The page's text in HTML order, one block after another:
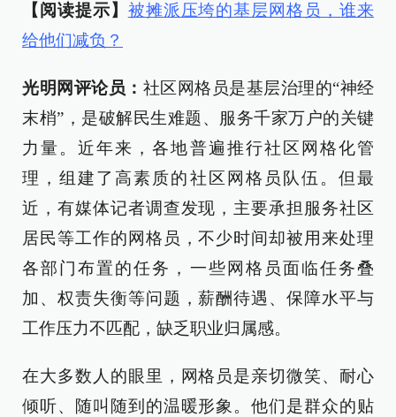
【阅读提示】 被摊派压垮的基层网格员，谁来
给他们减负？
光明网评论员： 社区网格员是基层治理的“神经
末梢”，是破解民生难题、服务千家万户的关键
力量。近年来，各地普遍推行社区网格化管
理，组建了高素质的社区网格员队伍。但最
近，有媒体记者调查发现，主要承担服务社区
居民等工作的网格员，不少时间却被用来处理
各部门布置的任务，一些网格员面临任务叠
加、权责失衡等问题，薪酬待遇、保障水平与
工作压力不匹配，缺乏职业归属感。
在大多数人的眼里，网格员是亲切微笑、耐心
倾听、随叫随到的温暖形象。他们是群众的贴